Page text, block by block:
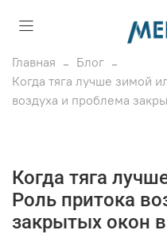
Главная
Блог
Когда тяга лучше зимой
воздуха и проблема
Когда тяга
Роль притока
закрытых окон